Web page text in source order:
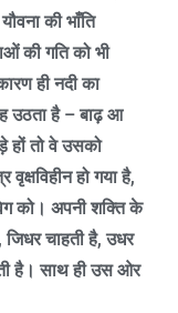
की भाँति
की गति को भी
ही नदी का
उठता है – बाढ़ आ
हों तो वे उसको
हो गया है,
को। अपनी शक्ति के
जिधर चाहती है,उधर
है। साथ ही उस ओर